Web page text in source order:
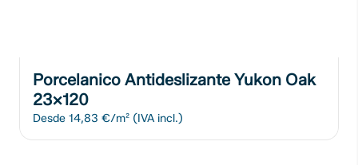
Porcelanico Antideslizante Yukon Oak
23x120
Desde 14,83 €/m² (IVA incl.)